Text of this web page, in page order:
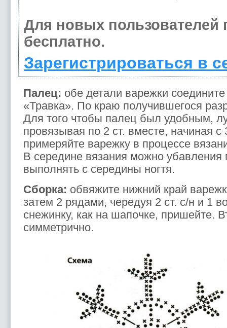
Для новых пользователей
бесплатно.
Зарегистрироваться в
Палец: обе детали варежки
«Травка». По краю получившегося
Для того чтобы палец был удобным,
провязывая по 2 ст. вместе, начиная
примеряйте варежку в процессе
В середине вязания можно убавления
выполнять с середины ногтя.
Сборка: обвяжите нижний край
затем 2 рядами, чередуя 2 ст. с/н и 1
снежинку, как на шапочке, пришейте.
симметрично.